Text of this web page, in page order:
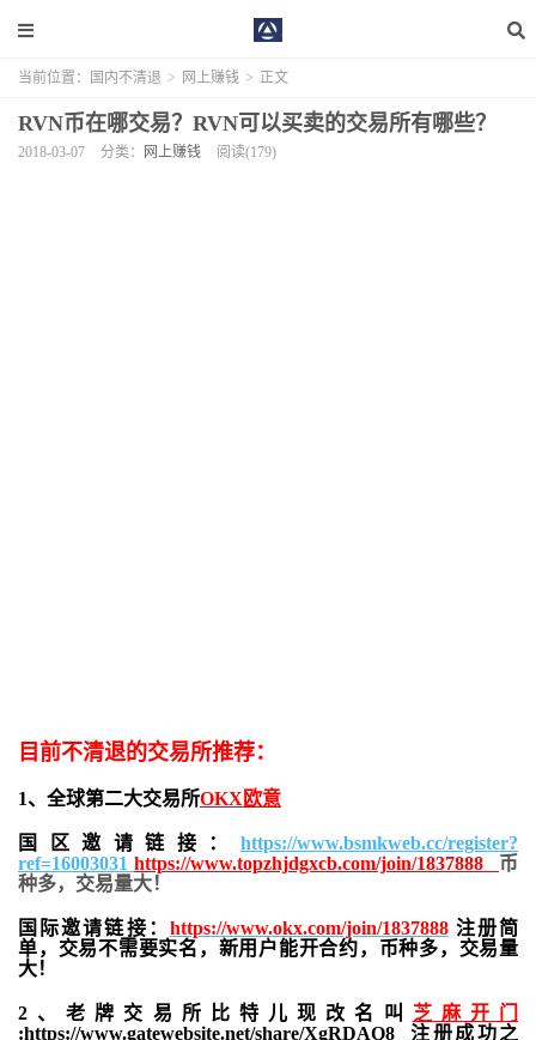
当前位置： 国内不清退 > 网上赚钱 > 正文
RVN币在哪交易？RVN可以买卖的交易所有哪些？
2018-03-07 分类： 网上赚钱 阅读(179)
目前不清退的交易所推荐：
1、全球第二大交易所OKX欧意
国区邀请链接： https://www.bsmkweb.cc/register?
ref=16003031 https://www.topzhjdgxcb.com/join/1837888 币
种多，交易量大！
国际邀请链接： https://www.okx.com/join/1837888注册简
单，交易不需要实名，新用户能开合约， 币种多，交易量
大！
2、老牌交易所比特儿现改名叫 芝麻开门
:https://www.gatewebsite.net/share/XgRDAQ8 注册成功之